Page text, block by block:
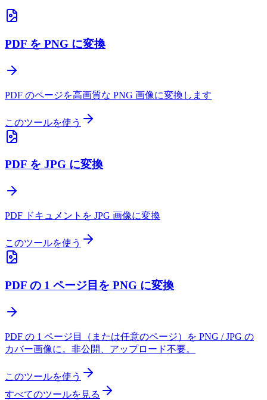
PDF を PNG に変換
PDF のページを高画質な PNG 画像に変換します
このツールを使う
PDF を JPG に変換
PDF ドキュメントを JPG 画像に変換
このツールを使う
PDF の 1 ページ目を PNG に変換
PDF の 1 ページ目（または任意のページ）を PNG / JPG の
カバー画像に。非公開、アップロード不要。
このツールを使う
すべてのツールを見る